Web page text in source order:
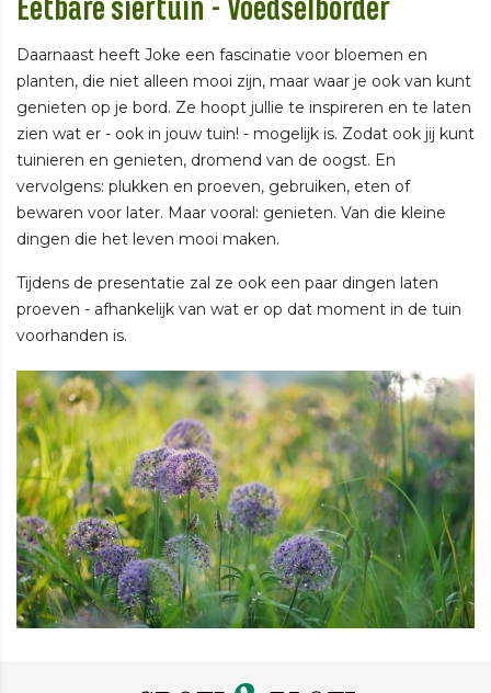
Eetbare siertuin - Voedselborder
Daarnaast heeft Joke een fascinatie voor bloemen en
planten, die niet alleen mooi zijn, maar waar je ook van kunt
genieten op je bord. Ze hoopt jullie te inspireren en te laten
zien wat er - ook in jouw tuin! - mogelijk is. Zodat ook jij kunt
tuinieren en genieten, dromend van de oogst. En
vervolgens: plukken en proeven, gebruiken, eten of
bewaren voor later. Maar vooral: genieten. Van die kleine
dingen die het leven mooi maken.
Tijdens de presentatie zal ze ook een paar dingen laten
proeven - afhankelijk van wat er op dat moment in de tuin
voorhanden is.